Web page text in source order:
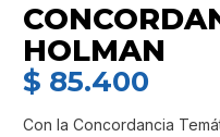
HOLMAN
$ 85.400
Con la Concordancia